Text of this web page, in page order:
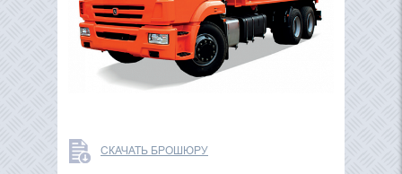
СКАЧАТЬ БРОШЮРУ